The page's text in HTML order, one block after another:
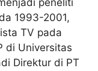
peneliti
1993-2001,
TV pada
di Universitas
Direktur di PT